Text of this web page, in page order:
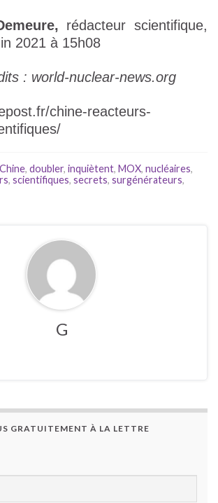
, rédacteur scientifique,
2021 à 15h08
: world-nuclear-news.org
chine-reacteurs-
Chine, doubler, inquiètent, MOX, nucléaires,
, scientifiques, secrets, surgénérateurs,
G
GRATUITEMENT À LA LETTRE